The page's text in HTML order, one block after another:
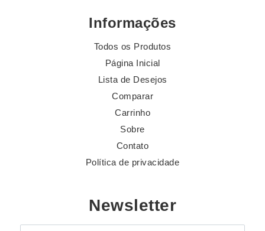
Informações
Todos os Produtos
Página Inicial
Lista de Desejos
Comparar
Carrinho
Sobre
Contato
Política de privacidade
Newsletter